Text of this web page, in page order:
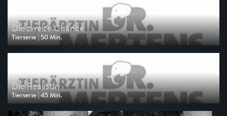
Die zweite Chance
Tierserie | 50 Min.
Ausgestrahlt von One
am 28.07.2026, 05:25
Die Realistin
Tierserie | 45 Min.
Ausgestrahlt von One
am 28.07.2026, 04:40